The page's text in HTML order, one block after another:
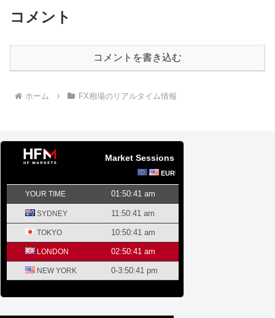
コメント
コメントを書き込む
ホーム FX相場のリアルタイム情報
Market Sessions